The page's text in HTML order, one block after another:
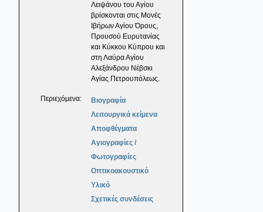
Λειψάνου του Αγίου
βρίσκονται στις Μονές
Ιβήρων Αγίου Όρους,
Προυσού Ευρυτανίας
και Κύκκου Κύπρου και
στη Λαύρα Αγίου
Αλεξάνδρου Νέβσκι
Αγίας Πετρουπόλεως.
Περιεχόμενα:
Βιογραφία
Λειτουργικά κείμενα
Αποφθέγματα
Αγιογραφίες /
Φωτογραφίες
Οπτικοακουστικό
Υλικό
Σχετικές συνδέσεις